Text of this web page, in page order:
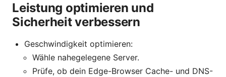
Leistung optimieren und
Sicherheit verbessern
Geschwindigkeit optimieren:
Wähle nahegelegene Server.
Prüfe, ob dein Edge-Browser Cache- und DNS-